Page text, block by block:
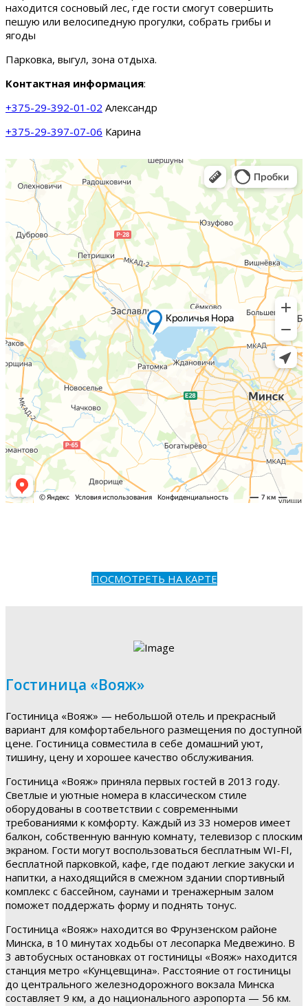
находится сосновый лес, где гости смогут совершить
пешую или велосипедную прогулки, собрать грибы и
ягоды
Парковка, выгул, зона отдыха.
Контактная информация:
+375-29-392-01-02 Александр
+375-29-397-07-06 Карина
ПОСМОТРЕТЬ НА КАРТЕ
Гостиница «Вояж»
Гостиница «Вояж» — небольшой отель и прекрасный
вариант для комфортабельного размещения по доступной
цене. Гостиница совместила в себе домашний уют,
тишину, цену и хорошее качество обслуживания.
Гостиница «Вояж» приняла первых гостей в 2013 году.
Светлые и уютные номера в классическом стиле
оборудованы в соответствии с современными
требованиями к комфорту. Каждый из 33 номеров имеет
балкон, собственную ванную комнату, телевизор с плоским
экраном. Гости могут воспользоваться бесплатным WI-FI,
бесплатной парковкой, кафе, где подают легкие закуски и
напитки, а находящийся в смежном здании спортивный
комплекс с бассейном, саунами и тренажерным залом
поможет поддержать форму и поднять тонус.
Гостиница «Вояж» находится во Фрунзенском районе
Минска, в 10 минутах ходьбы от лесопарка Медвежино. В
3 автобусных остановках от гостиницы «Вояж» находится
станция метро «Кунцевщина». Расстояние от гостиницы
до центрального железнодорожного вокзала Минска
составляет 9 км, а до национального аэропорта — 56 км.